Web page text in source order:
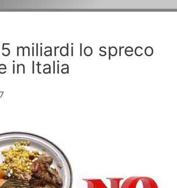
miliardi lo spreco
in Italia